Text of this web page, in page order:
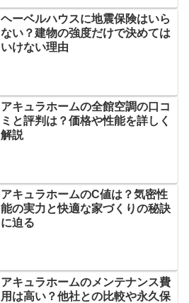
ヘーベルハウスに地震保険はいら
ない？建物の強度だけで決めては
いけない理由
アキュラホームの全館空調の口コ
ミと評判は？価格や性能を詳しく
解説
アキュラホームのC値は？気密性
能の実力と快適な家づくりの秘訣
に迫る
アキュラホームのメンテナンス費
用は高い？他社との比較や永久保